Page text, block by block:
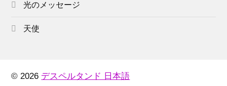
光のメッセージ
天使
© 2026 デスペルタンド 日本語